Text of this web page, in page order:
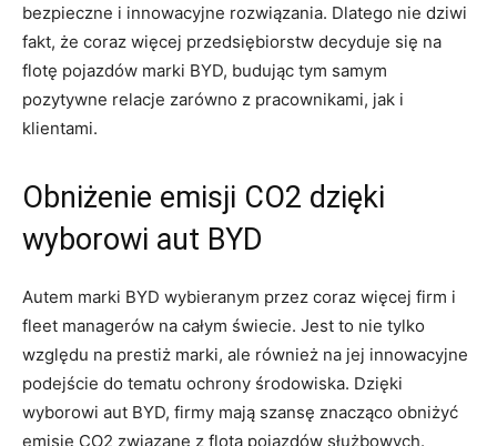
bezpieczne i innowacyjne ​rozwiązania. Dlatego nie dziwi
fakt, że coraz więcej przedsiębiorstw decyduje się na
flotę⁢ pojazdów marki⁣ BYD, budując tym samym
pozytywne‌ relacje zarówno z ​pracownikami, jak i
klientami.
Obniżenie emisji CO2 dzięki⁢
wyborowi aut BYD
Autem marki BYD ‍wybieranym przez coraz więcej‌ firm i
fleet ‌managerów na całym świecie. Jest to nie⁤ tylko
względu ⁤na prestiż⁤ marki, ale również ​na jej innowacyjne
podejście do tematu ochrony‌ środowiska. Dzięki
wyborowi ‌aut ‍BYD, firmy mają⁣ szansę znacząco ‍obniżyć
emisję CO2⁢ związane z flotą pojazdów służbowych.